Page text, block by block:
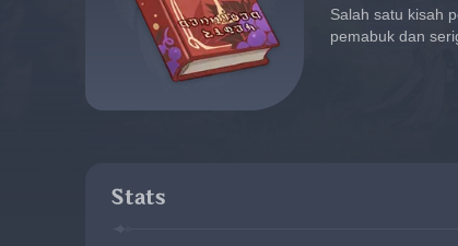
Salah satu kisah
pemabuk dan
Stats